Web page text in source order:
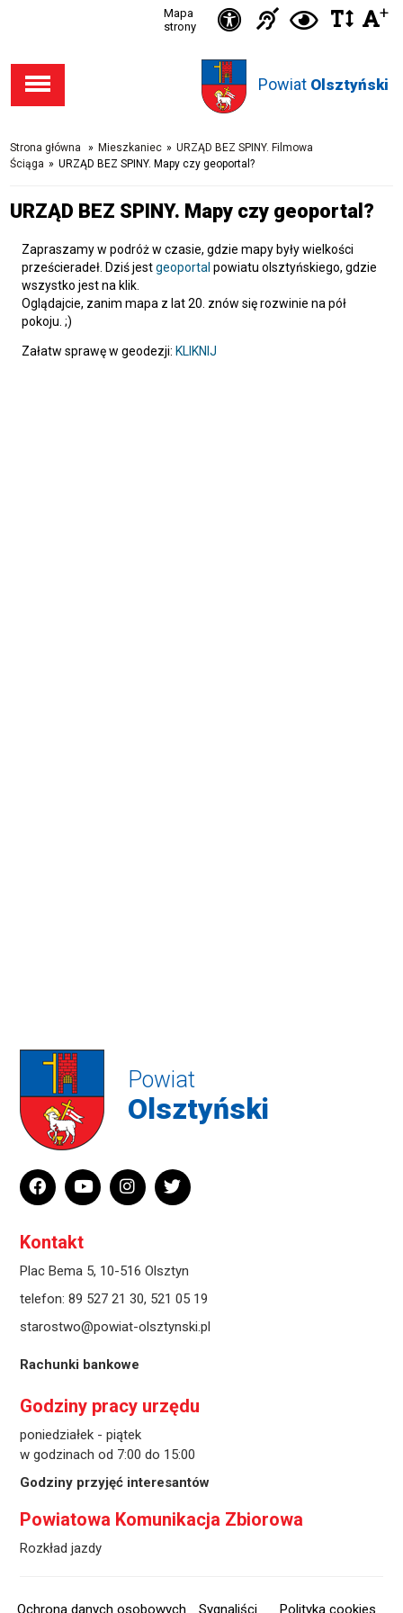
Przejdź
dostępności
Przejdź
głównego
Przejdź
wyszukiwarki
Przejdź
Powiat Olsztyński
Mapa
strony
Ikonka
dostępności
IkonkaIkonka
w
+
Strona główna » Mieszkaniec » URZĄD BEZ SPINY. Filmowa
Ściąga » URZĄD BEZ SPINY. Mapy czy geoportal?
URZĄD BEZ SPINY. Mapy czy geoportal?
Zapraszamy w podróż w czasie, gdzie mapy były wielkości
prześcieradeł. Dziś jestgeoportal powiatu olsztyńskiego, gdzie
wszystko jest na klik.
Oglądajcie, zanim mapa z lat 20. znów się rozwinie na pół
pokoju. ;)
Załatw sprawę w geodezji: KLIKNIJ
Powiat
Olsztyński
Kontakt
Plac Bema 5, 10-516 Olsztyn
telefon: 89 527 21 30, 521 05 19
starostwo@powiat-olsztynski.pl
Rachunki bankowe
Godziny pracy urzędu
poniedziałek - piątek
w godzinach od 7:00 do 15:00
Godziny przyjęć interesantów
Powiatowa Komunikacja Zbiorowa
Rozkład jazdy
Ochrona danych osobowych Sygnaliści Polityka cookies